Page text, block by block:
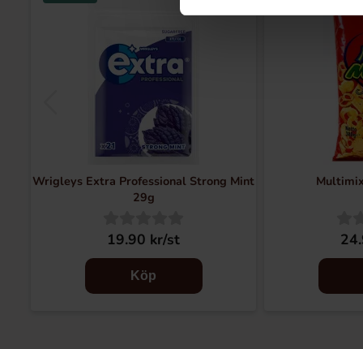
Wrigleys Extra Professional Strong Mint
29g
19.90 kr/st
Köp